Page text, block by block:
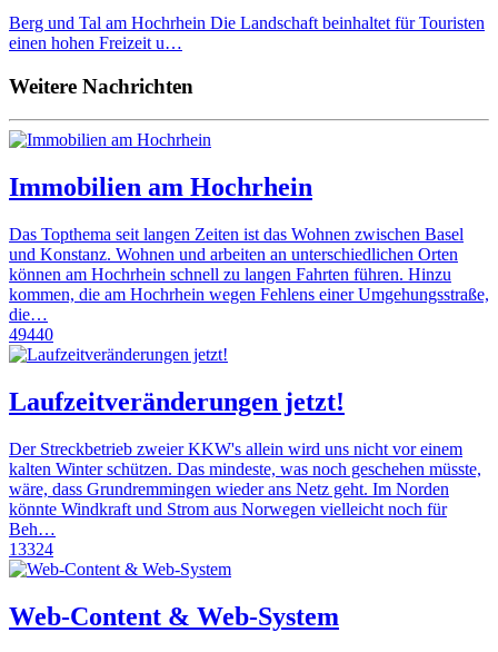
Berg und Tal am Hochrhein Die Landschaft beinhaltet für Touristen
einen hohen Freizeit u…
Weitere Nachrichten
Immobilien am Hochrhein
Das Topthema seit langen Zeiten ist das Wohnen zwischen Basel
und Konstanz. Wohnen und arbeiten an unterschiedlichen Orten
können am Hochrhein schnell zu langen Fahrten führen. Hinzu
kommen, die am Hochrhein wegen Fehlens einer Umgehungsstraße,
die…
49440
Laufzeitveränderungen jetzt!
Der Streckbetrieb zweier KKW's allein wird uns nicht vor einem
kalten Winter schützen. Das mindeste, was noch geschehen müsste,
wäre, dass Grundremmingen wieder ans Netz geht. Im Norden
könnte Windkraft und Strom aus Norwegen vielleicht noch für
Beh…
13324
Web-Content & Web-System